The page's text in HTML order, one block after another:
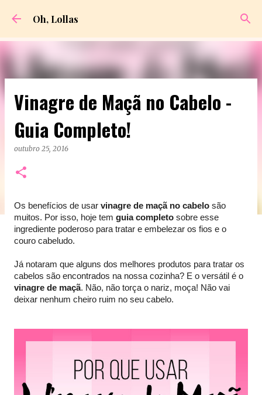
Oh, Lollas
Vinagre de Maçã no Cabelo -
Guia Completo!
outubro 25, 2016
Os benefícios de usar vinagre de maçã no cabelo são
muitos. Por isso, hoje tem guia completo sobre esse
ingrediente poderoso para tratar e embelezar os fios e o
couro cabeludo.
Já notaram que alguns dos melhores produtos para tratar os
cabelos são encontrados na nossa cozinha? E o versátil é o
vinagre de maçã. Não, não torça o nariz, moça! Não vai
deixar nenhum cheiro ruim no seu cabelo.